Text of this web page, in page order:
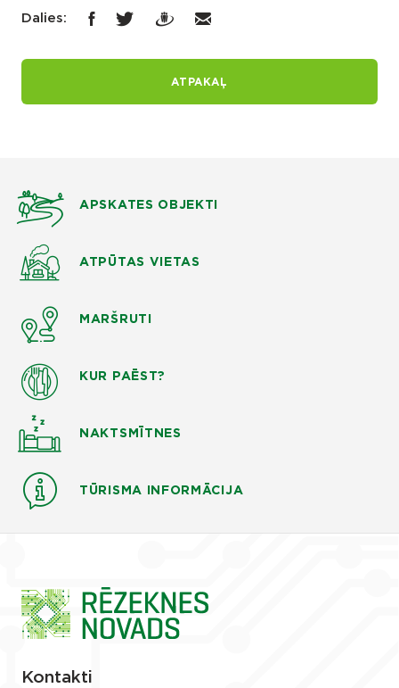
Dalies:
ATPAKAĻ
APSKATES OBJEKTI
ATPŪTAS VIETAS
MARŠRUTI
KUR PAĒST?
NAKTSMĪTNES
TŪRISMA INFORMĀCIJA
Kontakti